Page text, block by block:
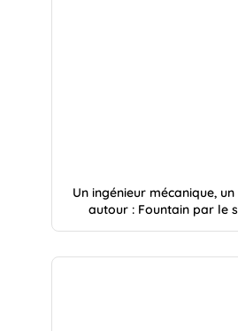
Un ingénieur mécanique,
autour : Fountain par le